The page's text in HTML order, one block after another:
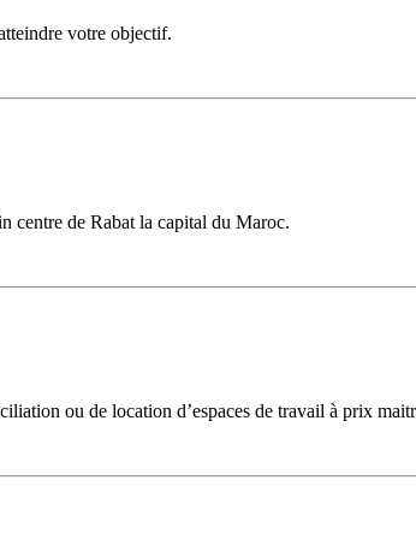
votre objectif.
centre de Rabat la capital du Maroc.
ou de location d’espaces de travail à prix